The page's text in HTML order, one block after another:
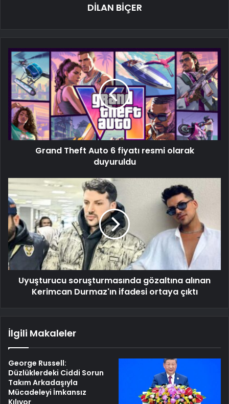
DİLAN BİÇER
Grand Theft Auto 6 fiyatı resmi olarak
duyuruldu
Uyuşturucu soruşturmasında gözaltına alınan
Kerimcan Durmaz'ın ifadesi ortaya çıktı
İlgili Makaleler
George Russell:
Düzlüklerdeki Ciddi Sorun
Takım Arkadaşıyla
Mücadeleyi İmkansız